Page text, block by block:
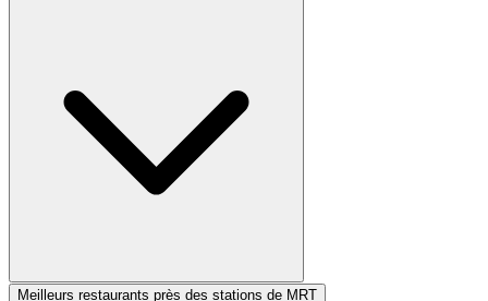
Meilleurs restaurants près des stations de MRT